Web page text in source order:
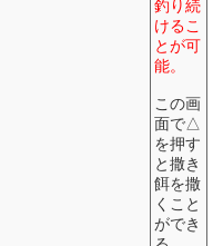
釣り続
けるこ
とが可
能。
この画
面で△
を押す
と撒き
餌を撒
くこと
ができ